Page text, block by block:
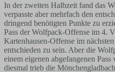
In der zweiten Halbzeit fand das
verpasste aber mehrfach den
dringend benötigten Punkte zu
Pass der Wolfpack-Offense im 4.
Kartenhausen-Offense im
entschieden zu sein. Aber die
einem eigenen abgefangenen
diesmal trieb die